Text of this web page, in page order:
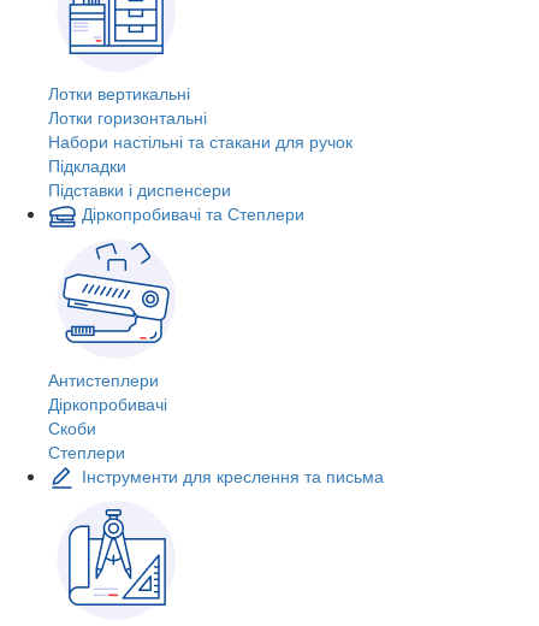
Лотки вертикальні
Лотки горизонтальні
Набори настільні та стакани для ручок
Підкладки
Підставки і диспенсери
Діркопробивачі та Степлери
Антистеплери
Діркопробивачі
Скоби
Степлери
Інструменти для креслення та письма